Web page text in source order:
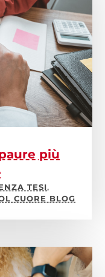
più
TESI,
CUORE BLOG